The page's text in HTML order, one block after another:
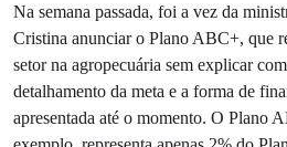
Na semana passada, foi a vez da
Cristina anunciar o Plano ABC+, que
setor na agropecuária sem explicar
detalhamento da meta e a forma de
apresentada até o momento. O Plano